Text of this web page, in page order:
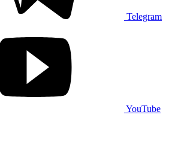
Telegram
YouTube